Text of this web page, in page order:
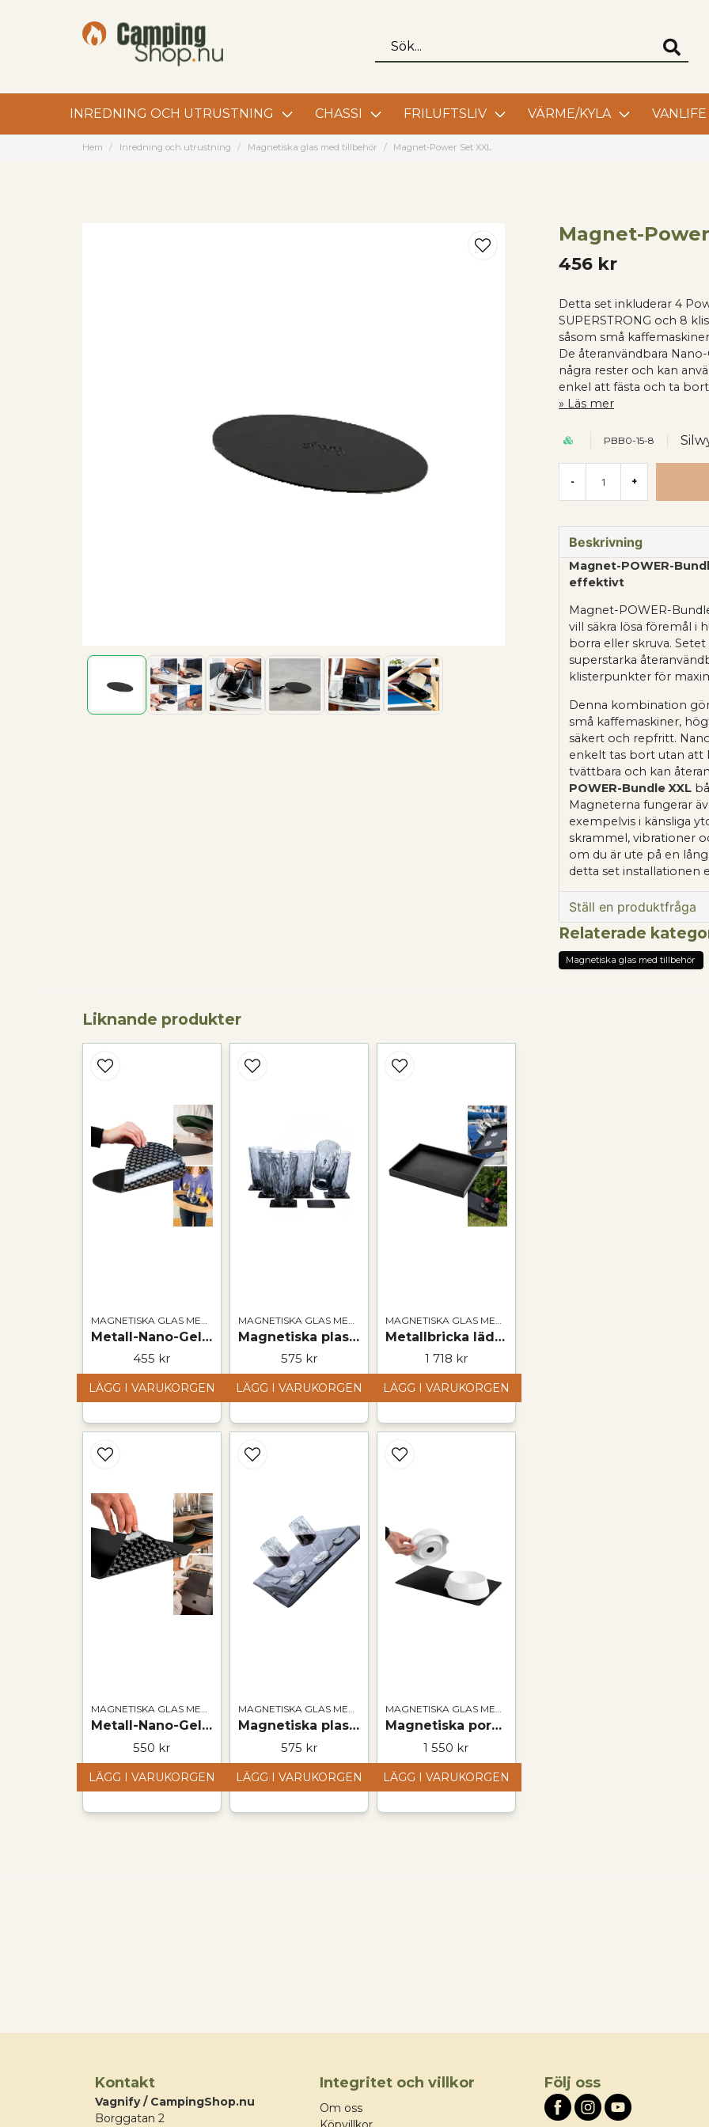
INREDNING OCH UTRUSTNING CHASSI FRILUFTSLIV VÄRME/KYLA VANLIFE
Hem Inredning och utrustning Magnetiska glas med tillbehör Magnet-Power Set XXL
Magnet-
456 kr
Detta set inkluderar 4
SUPERSTRONG och 8
såsom små
De återanvändbara
några rester och kan
enkel att fästa och ta
Läs mer
PBB0-15-8
- +
Beskrivning
Magnet-POWER-
effektivt
Magnet-POWER-
vill säkra lösa föremål i
borra eller skruva.
superstarka
klisterpunkter för
Denna kombination
små kaffemaskiner,
säkert och repfritt.
enkelt tas bort utan att
tvättbara och kan
POWER-Bundle XXL
Magneterna fungerar
exempelvis i känsliga
skrammel, vibrationer
om du är ute på en
detta set installationen
Ställ en produktfråga
question
Fråga oss något om
Relaterade
Magnetiska glas med tillbehör
Liknande produkter
Metall-Nano-Gel-Bordsunderlägg 2 storlekar
455 kr
LÄGG I VARUKORGEN
Magnetiska plastglas | LONGDRINK GREY
575 kr
LÄGG I VARUKORGEN
Metallbricka läderlook SVART
1 718 kr
LÄGG I VARUKORGEN
MAGNETISKA GLAS MED TILLBEHÖR
Metall-Nano-Gel-Matta | SVART
550 kr
LÄGG I VARUKORGEN
MAGNETISKA GLAS MED TILLBEHÖR
Magnetiska plastglas | WINE
575 kr
LÄGG I VARUKORGEN
MAGNETISKA GLAS MED TILLBEHÖR
Magnetiska porslinsmatskålar inklusive matta
1 550 kr
LÄGG I VARUKORGEN
Kontakt
Vagnify / CampingShop.nu
Borggatan 2
Integritet och villkor
Om oss
Följ oss